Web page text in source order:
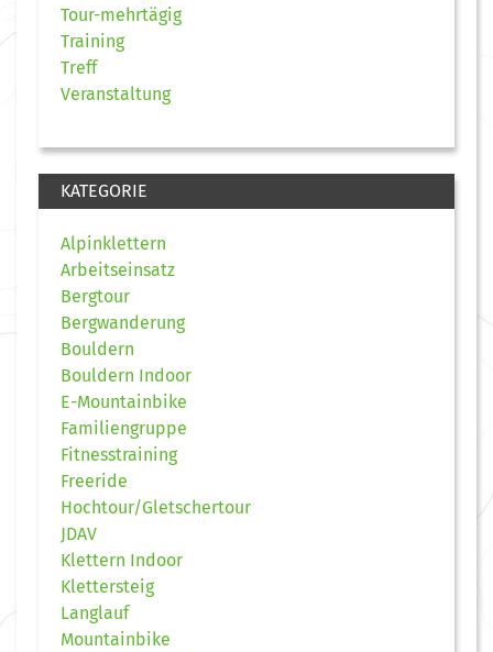
Tour-mehrtägig
Training
Treff
Veranstaltung
KATEGORIE
Alpinklettern
Arbeitseinsatz
Bergtour
Bergwanderung
Bouldern
Bouldern Indoor
E-Mountainbike
Familiengruppe
Fitnesstraining
Freeride
Hochtour/Gletschertour
JDAV
Klettern Indoor
Klettersteig
Langlauf
Mountainbike